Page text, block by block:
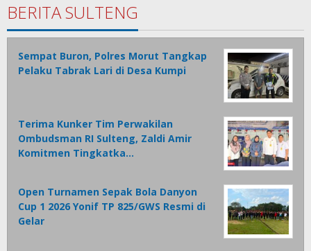
BERITA SULTENG
Sempat Buron, Polres Morut Tangkap
Pelaku Tabrak Lari di Desa Kumpi
Terima Kunker Tim Perwakilan
Ombudsman RI Sulteng, Zaldi Amir
Komitmen Tingkatka…
Open Turnamen Sepak Bola Danyon
Cup 1 2026 Yonif TP 825/GWS Resmi di
Gelar